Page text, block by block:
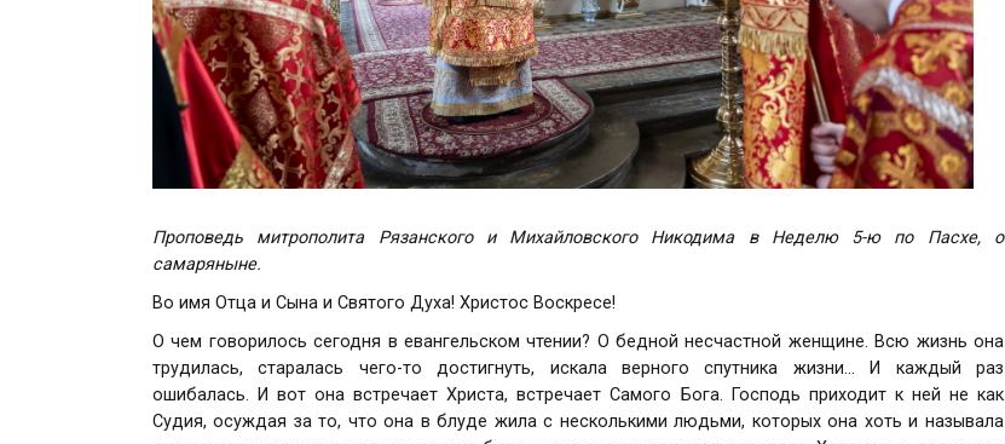
Проповедь митрополита Рязанского и Михайловского Никодима в Неделю 5-ю по Пасхе, о
самаряныне.
Во имя Отца и Сына и Святого Духа! Христос Воскресе!
О чем говорилось сегодня в евангельском чтении? О бедной несчастной женщине. Всю жизнь она
трудилась, старалась чего-то достигнуть, искала верного спутника жизни... И каждый раз
ошибалась. И вот она встречает Христа, встречает Самого Бога. Господь приходит к ней не как
Судия, осуждая за то, что она в блуде жила с несколькими людьми, которых она хоть и называла